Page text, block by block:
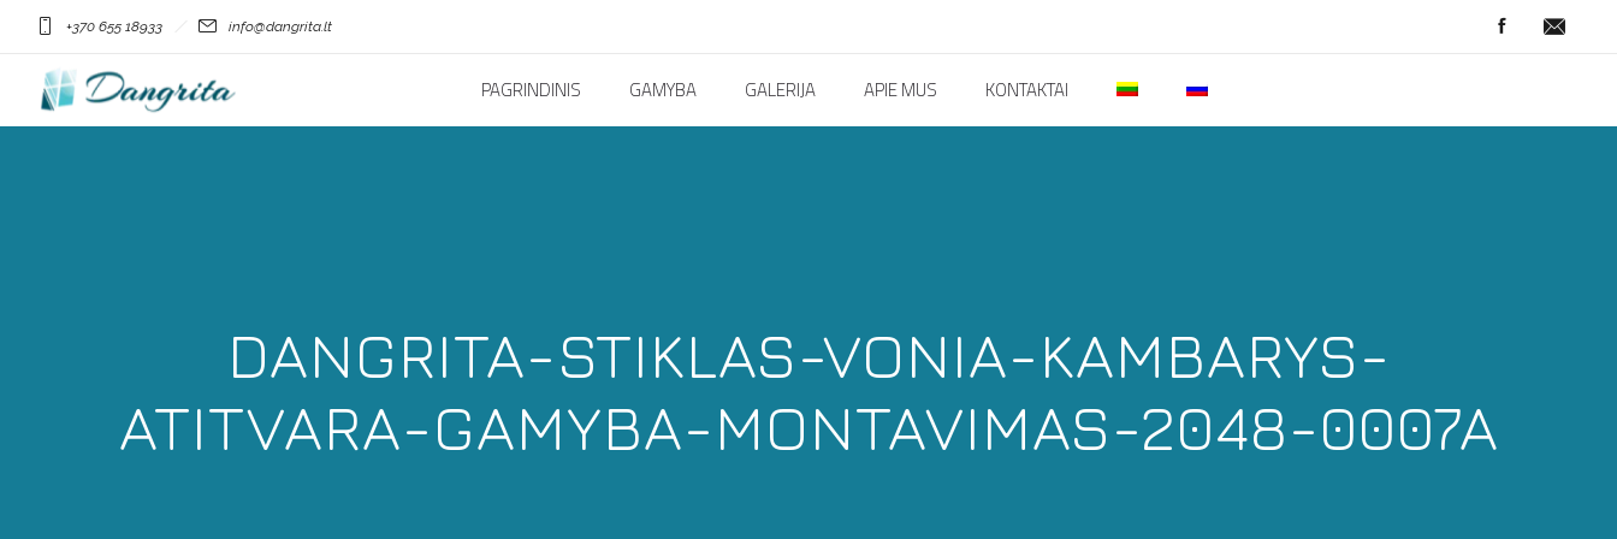
+370 655 18933 info@dangrita.lt
PAGRINDINIS GAMYBA GALERIJA APIE MUS KONTAKTAI
DANGRITA-STIKLAS-VONIA-KAMBARYS-
ATITVARA-GAMYBA-MONTAVIMAS-2048-0007A